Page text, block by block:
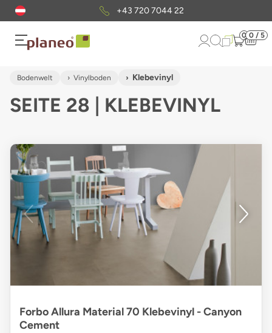
KostenloserMusterversand
0 0 / 5
Bodenwelt Vinylboden Klebevinyl
SEITE 28 | KLEBEVINYL
Forbo Allura Material 70 Klebevinyl - Canyon
Cement